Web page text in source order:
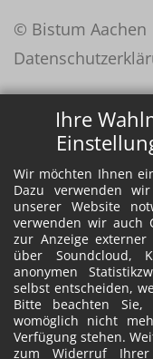
Ihre
Wir möchten Ihnen
Dazu verwenden
unserer Website
verwenden wir auch
zur Anzeige
über Soundcloud,
anonymen
selbst entscheiden,
Bitte beachten
womöglich nicht
Verfügung stehen.
zum Widerruf
© Bistum Aachen